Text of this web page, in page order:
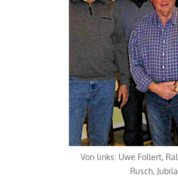
Von links: Uwe Follert,
Rusch,